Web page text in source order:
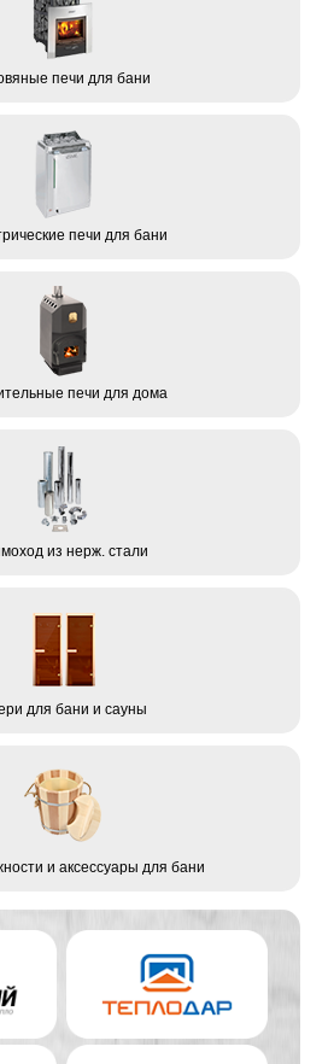
печи для бани
печи для бани
печи для дома
из нерж. стали
для бани и сауны
и аксессуары для бани